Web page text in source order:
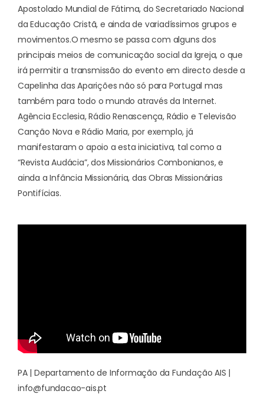
Apostolado Mundial de Fátima, do Secretariado Nacional
da Educação Cristã, e ainda de variadíssimos grupos e
movimentos.O mesmo se passa com alguns dos
principais meios de comunicação social da Igreja, o que
irá permitir a transmissão do evento em directo desde a
Capelinha das Aparições não só para Portugal mas
também para todo o mundo através da Internet.
Agência Ecclesia, Rádio Renascença, Rádio e Televisão
Canção Nova e Rádio Maria, por exemplo, já
manifestaram o apoio a esta iniciativa, tal como a
“Revista Audácia”, dos Missionários Combonianos, e
ainda a Infância Missionária, das Obras Missionárias
Pontifícias.
PA | Departamento de Informação da Fundação AIS |
info@fundacao-ais.pt